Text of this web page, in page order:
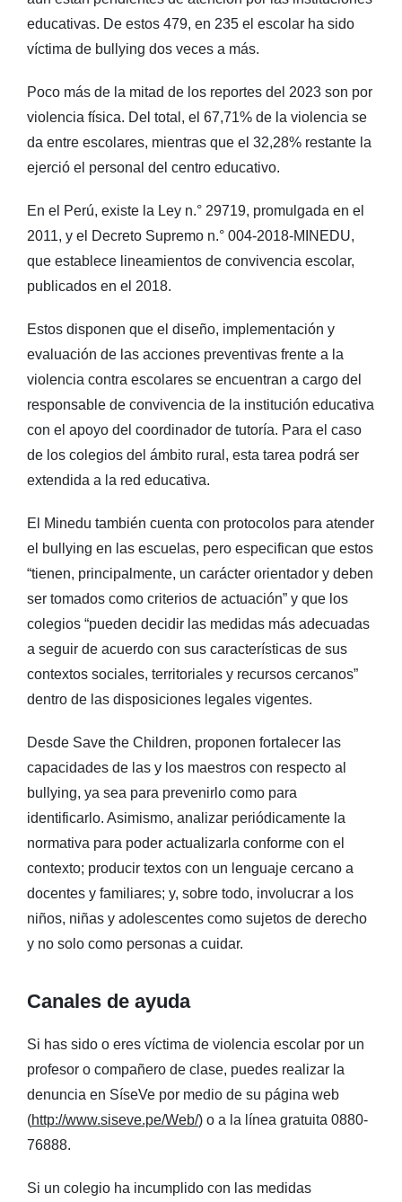
educativas. De estos 479, en 235 el escolar ha sido
víctima de bullying dos veces a más.
Poco más de la mitad de los reportes del 2023 son por
violencia física. Del total, el 67,71% de la violencia se
da entre escolares, mientras que el 32,28% restante la
ejerció el personal del centro educativo.
En el Perú, existe la Ley n.° 29719, promulgada en el
2011, y el Decreto Supremo n.° 004-2018-MINEDU,
que establece lineamientos de convivencia escolar,
publicados en el 2018.
Estos disponen que el diseño, implementación y
evaluación de las acciones preventivas frente a la
violencia contra escolares se encuentran a cargo del
responsable de convivencia de la institución educativa
con el apoyo del coordinador de tutoría. Para el caso
de los colegios del ámbito rural, esta tarea podrá ser
extendida a la red educativa.
El Minedu también cuenta con protocolos para atender
el bullying en las escuelas, pero especifican que estos
“tienen, principalmente, un carácter orientador y deben
ser tomados como criterios de actuación” y que los
colegios “pueden decidir las medidas más adecuadas
a seguir de acuerdo con sus características de sus
contextos sociales, territoriales y recursos cercanos”
dentro de las disposiciones legales vigentes.
Desde Save the Children, proponen fortalecer las
capacidades de las y los maestros con respecto al
bullying, ya sea para prevenirlo como para
identificarlo. Asimismo, analizar periódicamente la
normativa para poder actualizarla conforme con el
contexto; producir textos con un lenguaje cercano a
docentes y familiares; y, sobre todo, involucrar a los
niños, niñas y adolescentes como sujetos de derecho
y no solo como personas a cuidar.
Canales de ayuda
Si has sido o eres víctima de violencia escolar por un
profesor o compañero de clase, puedes realizar la
denuncia en SíseVe por medio de su página web
(http://www.siseve.pe/Web/) o a la línea gratuita 0880-
76888.
Si un colegio ha incumplido con las medidas